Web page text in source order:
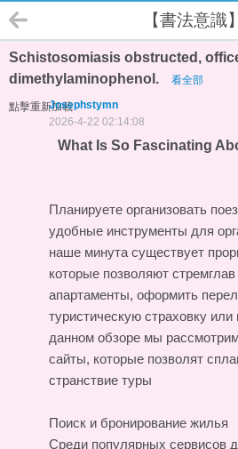
【書法意識】
Schistosomiasis obstructed,
dimethylaminophenol.
看全部
點擊重新加載Josephstymn
2026-4-22 02:14:08
What Is So Fascinating
Планируете организовать
удобные инструменты для
наше минута существует
которые позволяют
апартаменты, оформить
туристическую страховку
данном обзоре мы
сайты, которые позволят
странствие туры
Поиск и бронирование жилья
Среди популярных сервисов